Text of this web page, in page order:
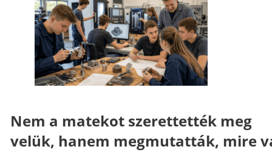
Nem a matekot szerettették meg
velük, hanem megmutatták, mire